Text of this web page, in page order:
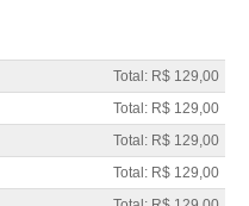
Total: R$ 129,00
Total: R$ 129,00
Total: R$ 129,00
Total: R$ 129,00